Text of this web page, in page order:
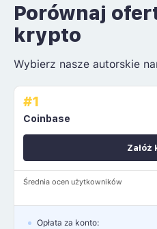
Porównaj
krypto
Wybierz nasze autorskie
#1
Coinbase
Średnia ocen użytkowników
Załóż
Opłata za konto: